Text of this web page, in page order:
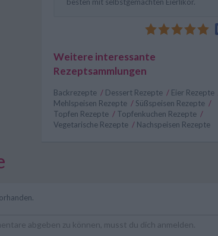
Weitere interessante
Rezeptsammlungen
Backrezepte / Dessert Rezepte / Eier Rezepte
Mehlspeisen Rezepte / Süßspeisen Rezepte /
Topfen Rezepte / Topfenkuchen Rezepte /
Vegetarische Rezepte / Nachspeisen Rezepte